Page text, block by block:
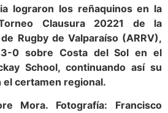
lograron los reñaquinos en la
Clausura 20221 de la
Rugby de Valparaíso (ARRV),
0 sobre Costa del Sol en el
School, continuando así su
certamen regional.
Mora. Fotografía: Francisco